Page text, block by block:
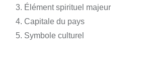
Élément spirituel majeur
Capitale du pays
Symbole culturel